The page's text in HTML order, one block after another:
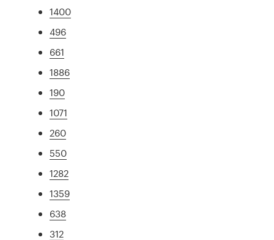
1400
496
661
1886
190
1071
260
550
1282
1359
638
312